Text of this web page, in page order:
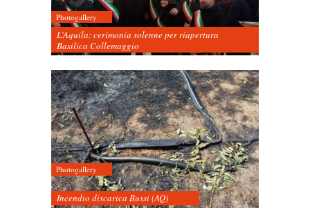
Photogallery
L’Aquila: cerimonia solenne per riapertura
Basilica Collemaggio
Photogallery
Incendio discarica Bussi (AQ)